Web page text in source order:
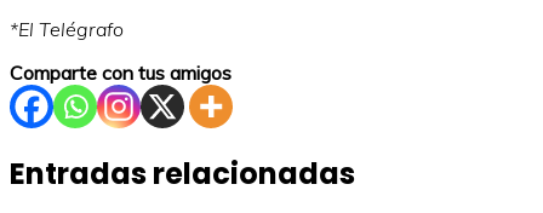
*El Telégrafo
Comparte con tus amigos
Entradas relacionadas